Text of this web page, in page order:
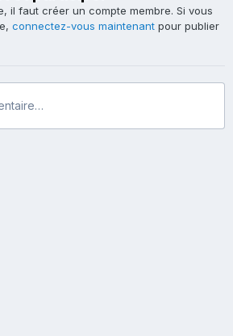
il faut créer un compte membre. Si vous
connectez-vous maintenant pour publier